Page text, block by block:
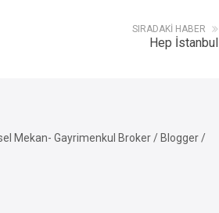
SIRADAKI HABER
Hep İstanbul
Mekan- Gayrimenkul Broker / Blogger /